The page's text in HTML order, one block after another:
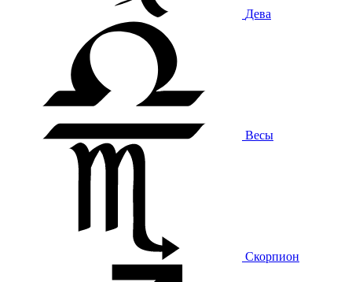
Дева
Весы
Скорпион